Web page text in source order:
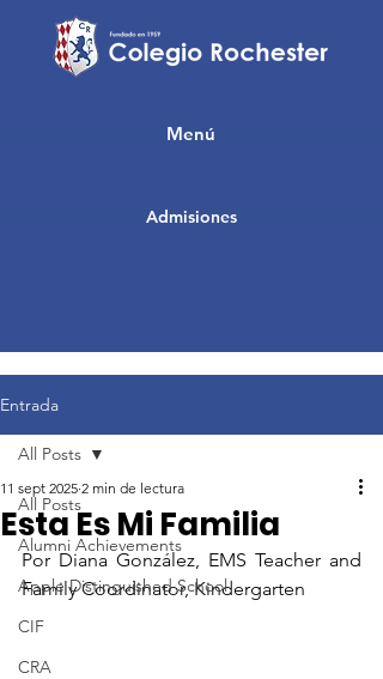
Admisiones
Menú
Entrada
All Posts
Alumni Achievements
Apple Distinguished School
CIF
CRA
All Posts
Esta Es Mi Familia
11 sept 2025 2 min de lectura
Por Diana González, EMS Teacher and
Family Coordinator, Kindergarten